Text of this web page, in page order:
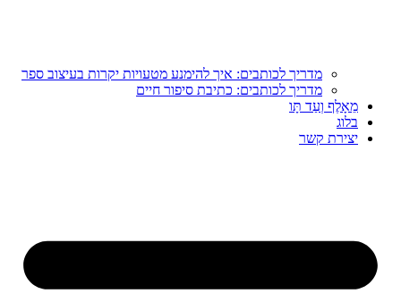
מדריך לכותבים: איך להימנע מטעויות יקרות בעיצוב ספר
מדריך לכותבים: כתיבת סיפור חיים
מֵאָלֶף וְעַד תָּו
בלוג
יצירת קשר